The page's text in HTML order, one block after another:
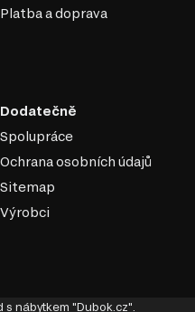
Platba a doprava
Dodatečně
Spolupráce
Ochrana osobních údajů
Sitemap
Výrobci
nábytkem "Dubok.cz".